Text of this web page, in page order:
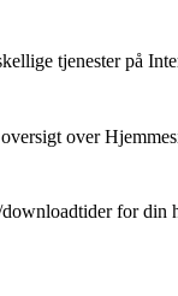
tjenester på
over
for